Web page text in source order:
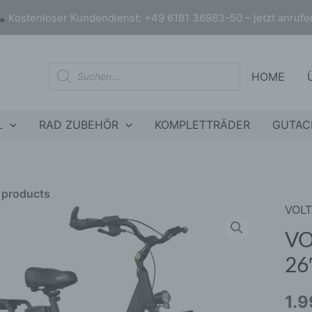
Kostenloser Kundendienst: +49 6181 36983-50 – jetzt
Products
search
HOME
RAD ZUBEHÖR KOMPLETTRÄDER
products
only products on sale In stock only
VB7
26"